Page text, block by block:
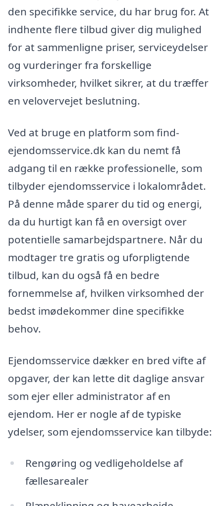
den specifikke service, du har brug for. At
indhente flere tilbud giver dig mulighed
for at sammenligne priser, serviceydelser
og vurderinger fra forskellige
virksomheder, hvilket sikrer, at du træffer
en velovervejet beslutning.
Ved at bruge en platform som find-
ejendomsservice.dk kan du nemt få
adgang til en række professionelle, som
tilbyder ejendomsservice i lokalområdet.
På denne måde sparer du tid og energi,
da du hurtigt kan få en oversigt over
potentielle samarbejdspartnere. Når du
modtager tre gratis og uforpligtende
tilbud, kan du også få en bedre
fornemmelse af, hvilken virksomhed der
bedst imødekommer dine specifikke
behov.
Ejendomsservice dækker en bred vifte af
opgaver, der kan lette dit daglige ansvar
som ejer eller administrator af en
ejendom. Her er nogle af de typiske
ydelser, som ejendomsservice kan tilbyde:
Rengøring og vedligeholdelse af
fællesarealer